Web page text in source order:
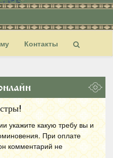
Контакты
укажите какую требу вы и
При оплате
комментарий не